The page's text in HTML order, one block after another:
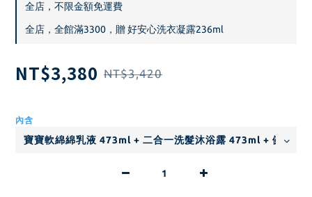
全店，不限金額免運費
全店，全館滿3300，贈 好安心洗衣凝露236ml
NT$3,380 NT$3,420
內含